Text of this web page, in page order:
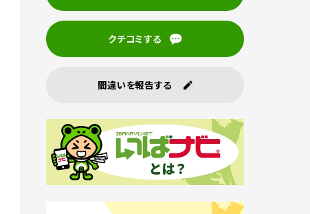
クチコミする
間違いを報告する